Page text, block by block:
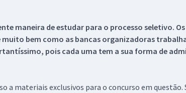
maneira de estudar para o processo seletivo.
bem como as bancas organizadoras
pois cada uma tem a sua forma de
a materiais exclusivos para o concurso em